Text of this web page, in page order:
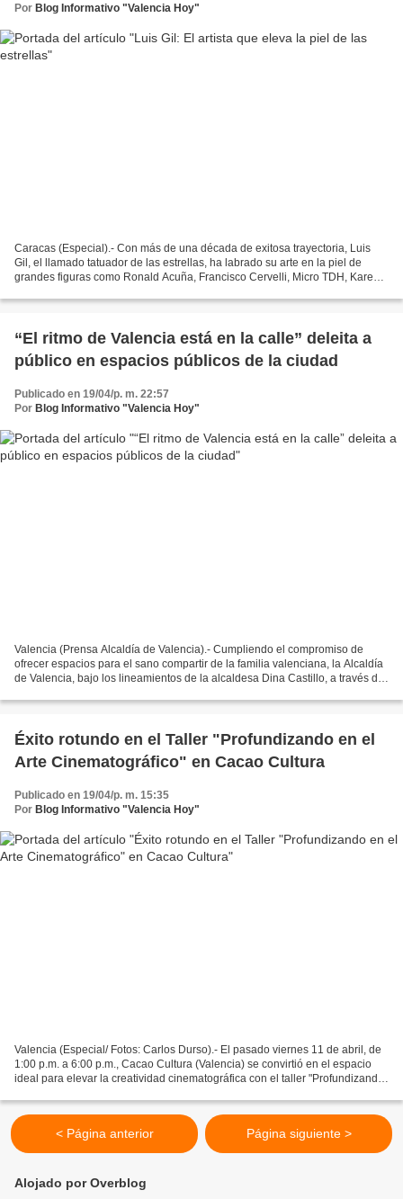
Por Blog Informativo "Valencia Hoy"
Caracas (Especial).- Con más de una década de exitosa trayectoria, Luis
Gil, el llamado tatuador de las estrellas, ha labrado su arte en la piel de
grandes figuras como Ronald Acuña, Francisco Cervelli, Micro TDH, Karen
“El ritmo de Valencia está en la calle” deleita a
público en espacios públicos de la ciudad
Publicado en 19/04/p. m. 22:57
Por Blog Informativo "Valencia Hoy"
Valencia (Prensa Alcaldía de Valencia).- Cumpliendo el compromiso de
ofrecer espacios para el sano compartir de la familia valenciana, la Alcaldía
de Valencia, bajo los lineamientos de la alcaldesa Dina Castillo, a través del
Éxito rotundo en el Taller "Profundizando en el
Arte Cinematográfico" en Cacao Cultura
Publicado en 19/04/p. m. 15:35
Por Blog Informativo "Valencia Hoy"
Valencia (Especial/ Fotos: Carlos Durso).- El pasado viernes 11 de abril, de
1:00 p.m. a 6:00 p.m., Cacao Cultura (Valencia) se convirtió en el espacio
ideal para elevar la creatividad cinematográfica con el taller "Profundizando
< Página anterior Página siguiente >
Alojado por Overblog